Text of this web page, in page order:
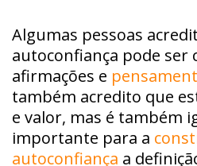
Algumas pessoas
autoconfiança pode ser
afirmações e
também acredito que
e valor, mas é também
importante para a
autoconfiança a